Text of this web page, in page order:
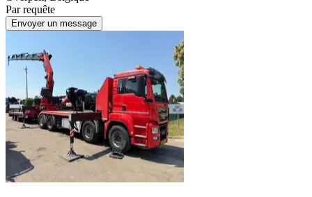
Par requête
Envoyer un message